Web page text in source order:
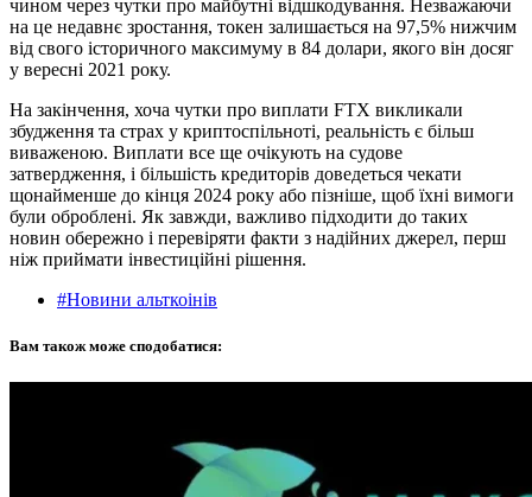
чином через чутки про майбутні відшкодування. Незважаючи
на це недавнє зростання, токен залишається на 97,5% нижчим
від свого історичного максимуму в 84 долари, якого він досяг
у вересні 2021 року.
На закінчення, хоча чутки про виплати FTX викликали
збудження та страх у криптоспільноті, реальність є більш
виваженою. Виплати все ще очікують на судове
затвердження, і більшість кредиторів доведеться чекати
щонайменше до кінця 2024 року або пізніше, щоб їхні вимоги
були оброблені. Як завжди, важливо підходити до таких
новин обережно і перевіряти факти з надійних джерел, перш
ніж приймати інвестиційні рішення.
#Новини альткоінів
Вам також може сподобатися: